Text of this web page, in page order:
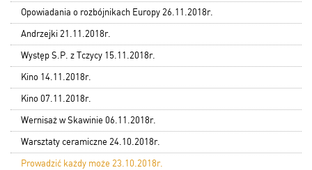
Opowiadania o rozbójnikach Europy 26.11.2018r.
Andrzejki 21.11.2018r.
Występ S.P. z Tczycy 15.11.2018r.
Kino 14.11.2018r.
Kino 07.11.2018r.
Wernisaż w Skawinie 06.11.2018r.
Warsztaty ceramiczne 24.10.2018r.
Prowadzić każdy może 23.10.2018r.